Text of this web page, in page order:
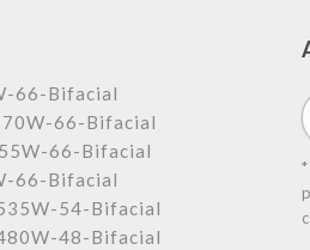
66-Bifacial
66-Bifacial
66-Bifacial
66-Bifacial
54-Bifacial
48-Bifacial